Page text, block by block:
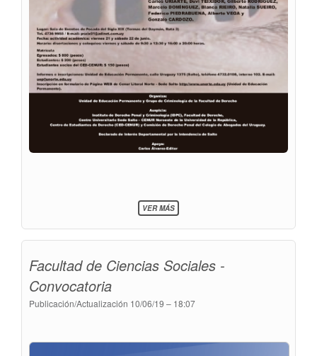
VER MÁSSOBRE
JORNADAS
SALTO
Facultad de Ciencias Sociales -
Convocatoria
Publicación/Actualización 10/06/19 – 18:07